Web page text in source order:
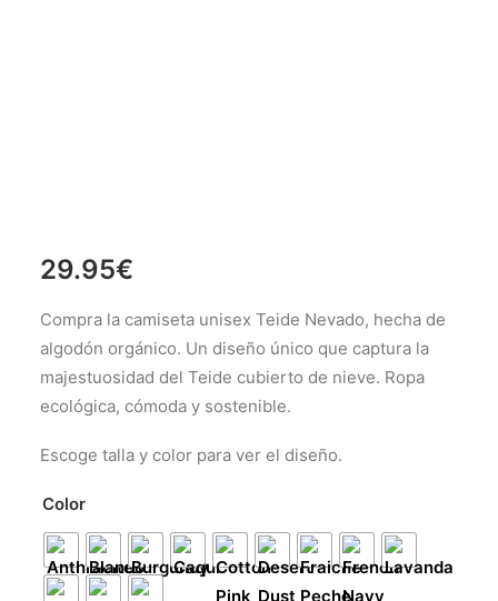
29.95€
Compra la camiseta unisex Teide Nevado, hecha de
algodón orgánico. Un diseño único que captura la
majestuosidad del Teide cubierto de nieve. Ropa
ecológica, cómoda y sostenible.
Escoge talla y color para ver el diseño.
Color